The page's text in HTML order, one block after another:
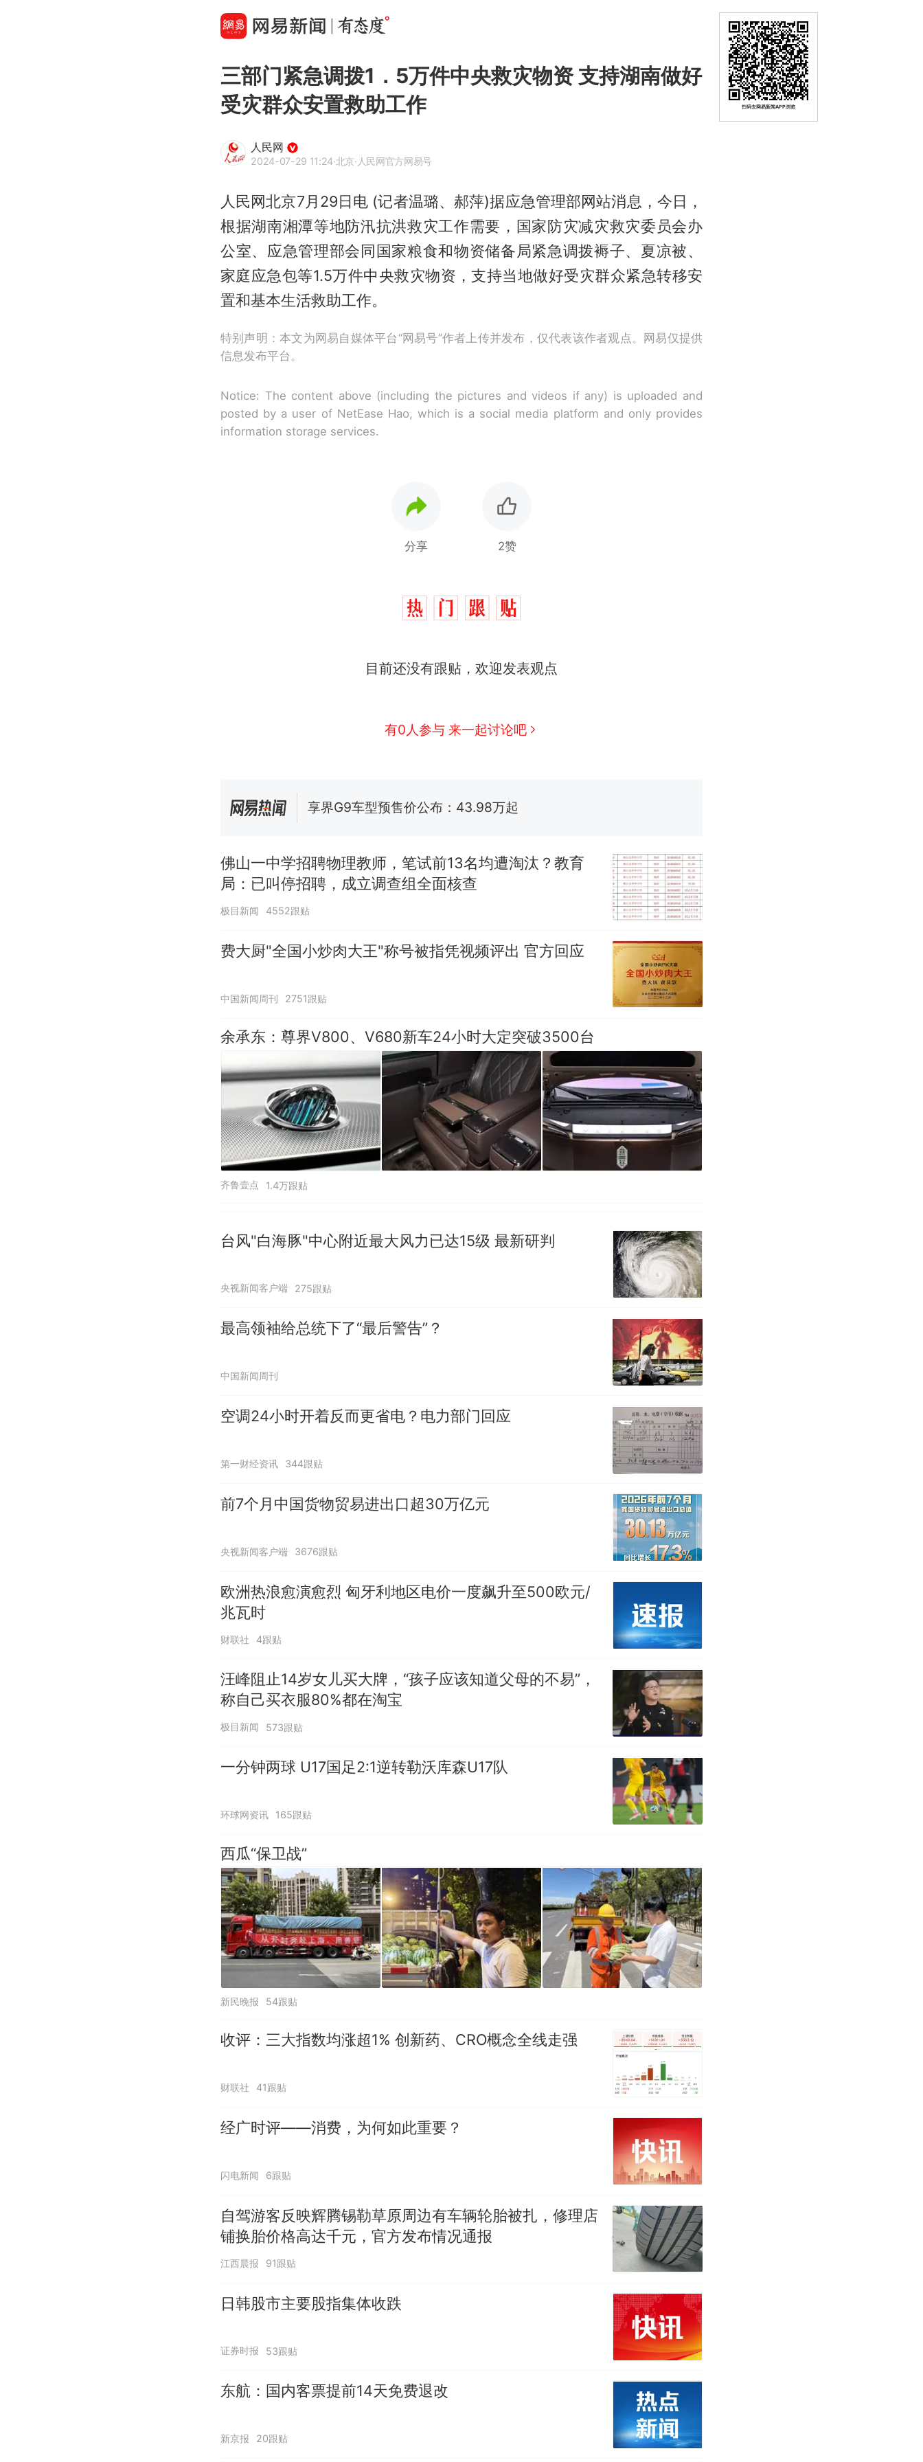
三部门紧急调拨1．5万件中央救灾物资 支持湖南做好
受灾群众安置救助工作
人民网
2024-07-29 11:24·北京·人民网官方网易号
人民网北京7月29日电 (记者温璐、郝萍)据应急管理部网站消息，今日，
根据湖南湘潭等地防汛抗洪救灾工作需要，国家防灾减灾救灾委员会办
公室、应急管理部会同国家粮食和物资储备局紧急调拨褥子、夏凉被、
家庭应急包等1.5万件中央救灾物资，支持当地做好受灾群众紧急转移安
置和基本生活救助工作。
特别声明：本文为网易自媒体平台“网易号”作者上传并发布，仅代表该作者观点。网易仅提供
信息发布平台。
Notice: The content above (including the pictures and videos if any) is uploaded and
posted by a user of NetEase Hao, which is a social media platform and only provides
information storage services.
分享 2赞
目前还没有跟贴，欢迎发表观点
有0人参与 来一起讨论吧
费大厨“全国小炒肉大王”称号，仅凭视频评出？中国烹饪协会回
参考消息）
佛山一中学招聘物理教师，笔试前13名均遭淘汰？教育局：已叫停
热 那个在床头放菜刀的女孩，因老师一句“跟我回家”改写了人生
佛山一中学招聘物理教师，笔试前13名均遭淘汰？教育
局：已叫停招聘，成立调查组全面核查
极目新闻 4552跟贴
费大厨"全国小炒肉大王"称号被指凭视频评出 官方回应
中国新闻周刊 2751跟贴
余承东：尊界V800、V680新车24小时大定突破3500台
齐鲁壹点 1.4万跟贴
台风"白海豚"中心附近最大风力已达15级 最新研判
央视新闻客户端 275跟贴
最高领袖给总统下了“最后警告”？
中国新闻周刊
空调24小时开着反而更省电？电力部门回应
第一财经资讯 344跟贴
前7个月中国货物贸易进出口超30万亿元
央视新闻客户端 3676跟贴
欧洲热浪愈演愈烈 匈牙利地区电价一度飙升至500欧元/
兆瓦时
财联社 4跟贴
汪峰阻止14岁女儿买大牌，“孩子应该知道父母的不易”，
称自己买衣服80%都在淘宝
极目新闻 573跟贴
一分钟两球 U17国足2:1逆转勒沃库森U17队
环球网资讯 165跟贴
西瓜“保卫战”
新民晚报 54跟贴
收评：三大指数均涨超1% 创新药、CRO概念全线走强
财联社 41跟贴
经广时评——消费，为何如此重要？
闪电新闻 6跟贴
自驾游客反映辉腾锡勒草原周边有车辆轮胎被扎，修理店
铺换胎价格高达千元，官方发布情况通报
江西晨报 91跟贴
日韩股市主要股指集体收跌
证券时报 53跟贴
东航：国内客票提前14天免费退改
新京报 20跟贴
扫码去网易新闻APP浏览